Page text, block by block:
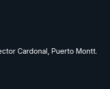
Cardonal, Puerto Montt.